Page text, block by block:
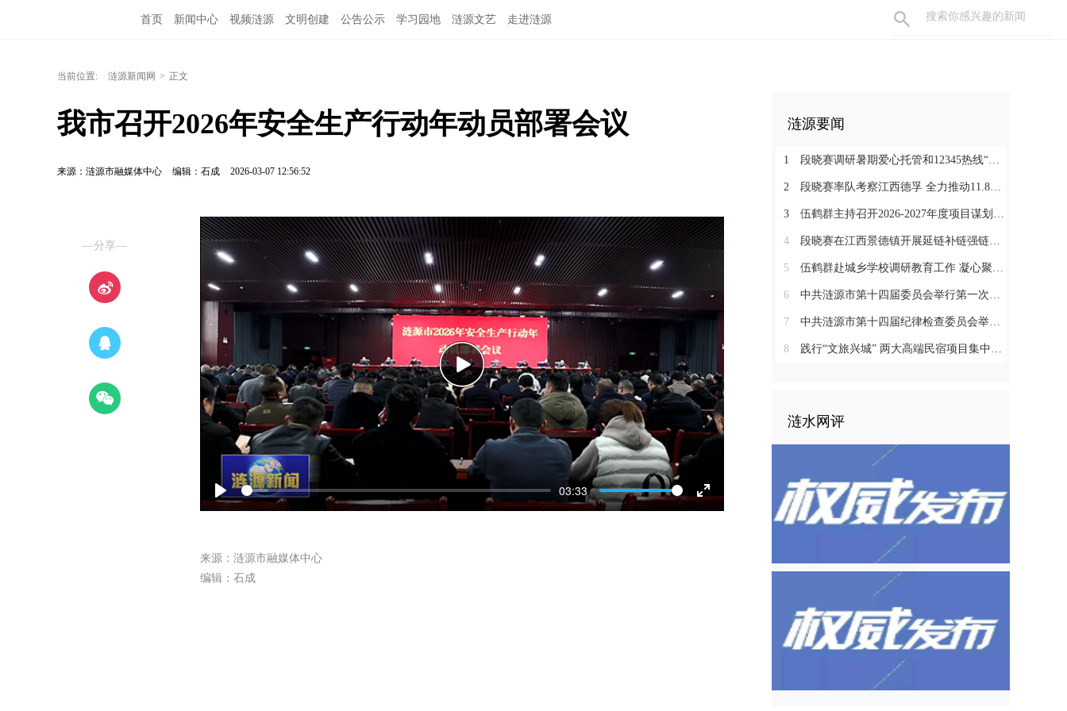
首页 新闻中心 视频涟源 文明创建 公告公示 学习园地 涟源文艺 走进涟源
当前位置: 涟源新闻网 > 正文
我市召开2026年安全生产行动年动员部署会议
来源：涟源市融媒体中心 编辑：石成 2026-03-07 12:56:52
—分享—
Play
03:33
Enter
Play
来源：涟源市融媒体中心
编辑：石成
涟源要闻
1 段晓赛调研暑期爱心托管和12345热线“领导接听日”工作：在办好民生实事中打通基层治理“最后一米”
2 段晓赛率队考察江西德孚 全力推动11.8亿元循环经济项目提速增效
3 伍鹤群主持召开2026-2027年度项目谋划调度会
4 段晓赛在江西景德镇开展延链补链强链招商 围绕“三电一钛”精准发力
5 伍鹤群赴城乡学校调研教育工作 凝心聚力推动涟源教育高质量发展
6 中共涟源市第十四届委员会举行第一次全体会议 段晓赛当选市委书记 伍鹤群周杨当选市委副书记
7 中共涟源市第十四届纪律检查委员会举行第一次全体会议
8 践行“文旅兴城” 两大高端民宿项目集中签约开工 全力打造“湖湘地区文旅康养名城”
涟水网评